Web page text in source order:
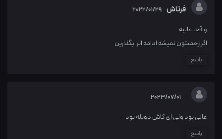
فرتاش 2022/01/29
واقعا عالیه
اگر زحمتتون نمیشه ادامه انرا بگذارین
پاسخ
2023/07/01
عالی بود ولی ای کاش دوبله بود
پاسخ